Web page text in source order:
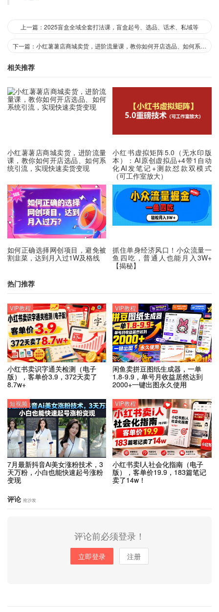
上一篇：2025盲盒全域全套打法课，盲盒起号、选品、话术、私域等
下一篇：小红薯薯店商城卖货，进阶流量课，教你如何开店选品、如何系统引流，实现快速卖货变现
相关推荐
小红薯薯店商城卖货，进阶流量
课，教你如何开店选品、如何系
统引流，实现快速卖货变现
小红书虚拟矩阵5.0（无水印版
本）：AI原创虚拟品+4带1自动
化AI发笔记+测款怼款双模式
（可工作室放大）
如何正确选择网创项目，避免被
割韭菜，达到月入过1W及格线
抓住单身经济风口！小众流量一
鱼四吃，普通人也能月入3W+
【揭秘】
热门推荐
小红书卖识字通关检测（电子
版），客单价3.9，372天卖了
8.7w+
VIP教程
闲鱼卖拼豆图纸生成器，一单
1.8-9.9，单号月收益居然达到
2000+一键出图永久使用
VIP教程
7月最新抖音Ai美女涨粉技术，3
天万粉，小白也能快速起号涨粉
变现
短视频
小红书卖I人社会化指南（电子
版），客单价19.9，183篇笔记
卖了14w！
VIP教程
评论 抢沙发
评论前必须登录！
立即登录 注册